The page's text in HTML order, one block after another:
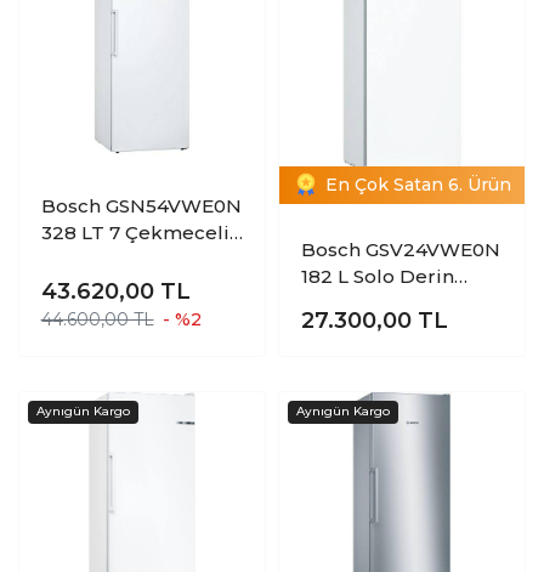
Bosch GSN54VWE0N
328 LT 7 Çekmeceli
Dondurucu
43.620,00 TL
44.600,00 TL - %2
En Çok Satan 6. Ürün
Bosch GSV24VWE0N
182 L Solo Derin
27.300,00 TL